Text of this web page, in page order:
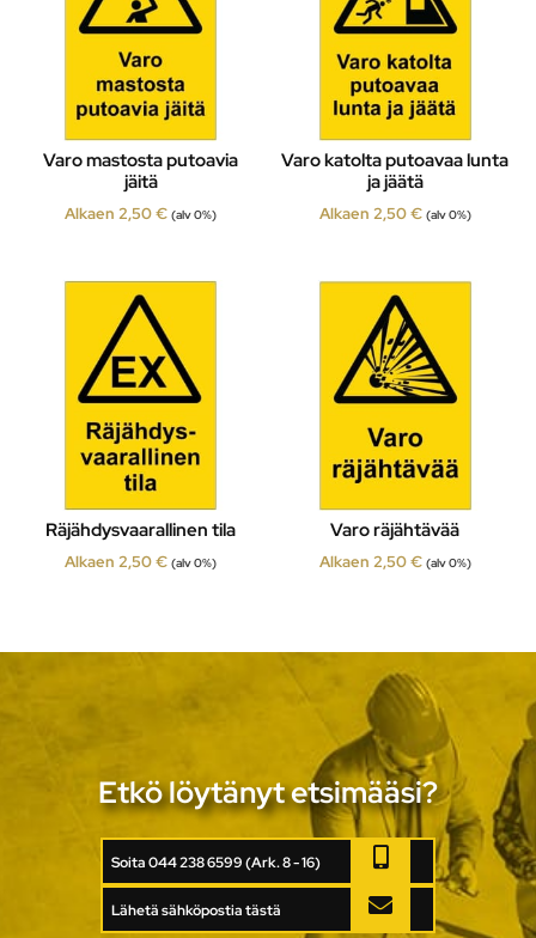
Varo mastosta putoavia
jäitä
Alkaen2,50€ (alv 0%)
Varo katolta putoavaa lunta
ja jäätä
Alkaen 2,50€ (alv 0%)
Räjähdysvaarallinen tila
Alkaen2,50€ (alv 0%)
Varo räjähtävää
Alkaen 2,50€ (alv 0%)
Etkö löytänyt etsimääsi?
Soita 044 238 6599 (Ark. 8 - 16)
Lähetä sähköpostia tästä